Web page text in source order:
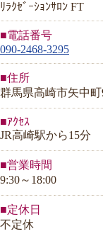
ﾘﾗｸｾﾞｰｼｮﾝｻﾛﾝ FT
■電話番号
090-2468-3295
■住所
群馬県高崎市矢中町
■ｱｸｾｽ
JR高崎駅から15分
■営業時間
9:30～18:00
■定休日
不定休